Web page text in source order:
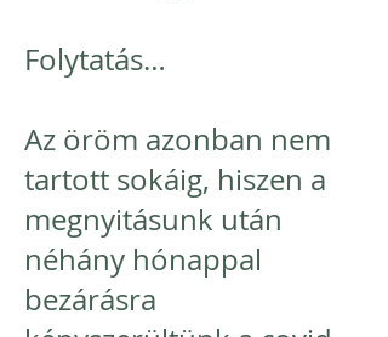
Folytatás…
Az öröm azonban nem
tartott sokáig, hiszen a
megnyitásunk után
néhány hónappal
bezárásra